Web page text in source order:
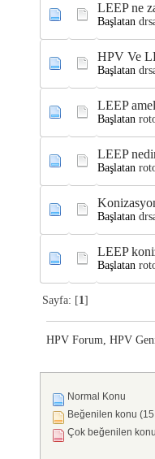
LEEP ne
Başlatan
HPV Ve
Başlatan
LEEP
Başlatan
LEEP
Başlatan
Başlatan
LEEP
Başlatan
Sayfa: [1]
HPV Forum, HPV
Normal Konu
Beğenilen konu
Çok beğenilen